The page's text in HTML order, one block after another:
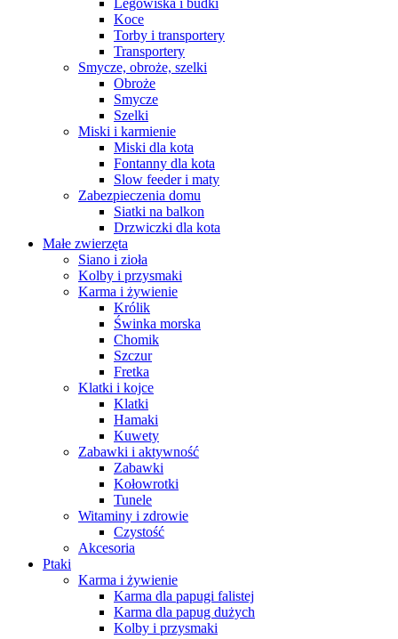
Legowiska i budki
Koce
Torby i transportery
Transportery
Smycze, obroże, szelki
Obroże
Smycze
Szelki
Miski i karmienie
Miski dla kota
Fontanny dla kota
Slow feeder i maty
Zabezpieczenia domu
Siatki na balkon
Drzwiczki dla kota
Małe zwierzęta
Siano i zioła
Kolby i przysmaki
Karma i żywienie
Królik
Świnka morska
Chomik
Szczur
Fretka
Klatki i kojce
Klatki
Hamaki
Kuwety
Zabawki i aktywność
Zabawki
Kołowrotki
Tunele
Witaminy i zdrowie
Czystość
Akcesoria
Ptaki
Karma i żywienie
Karma dla papugi falistej
Karma dla papug dużych
Kolby i przysmaki